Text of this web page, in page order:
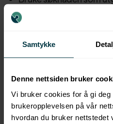
Samtykke
Denne nettsiden bruker
Vi bruker cookies for å gi deg
brukeropplevelsen på vår
hvordan du bruker nettstedet
forberede deg til